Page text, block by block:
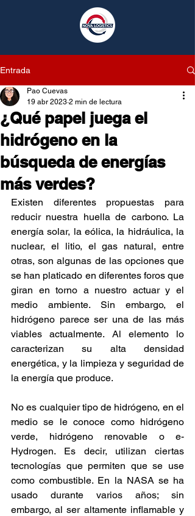
Entrada
¿Qué papel juega el
hidrógeno en la
búsqueda de energías
más verdes?
Pao Cuevas
19 abr 2023 2 min de lectura
Existen diferentes propuestas para
reducir nuestra huella de carbono. La
energía solar, la eólica, la hidráulica, la
nuclear, el litio, el gas natural, entre
otras, son algunas de las opciones que
se han platicado en diferentes foros que
giran en torno a nuestro actuar y el
medio ambiente. Sin embargo, el
hidrógeno parece ser una de las más
viables actualmente. Al elemento lo
caracterizan su alta densidad
energética, y la limpieza y seguridad de
la energía que produce.
No es cualquier tipo de hidrógeno, en el
medio se le conoce como hidrógeno
verde, hidrógeno renovable o e-
Hydrogen. Es decir, utilizan ciertas
tecnologías que permiten que se use
como combustible. En la NASA se ha
usado durante varios años; sin
embargo, al ser altamente inflamable y